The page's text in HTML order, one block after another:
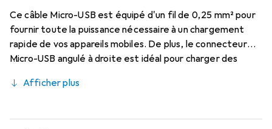
Ce câble Micro-USB est équipé d'un fil de 0,25 mm² pour
fournir toute la puissance nécessaire à un chargement
rapide de vos appareils mobiles. De plus, le connecteur
Micro-USB angulé à droite est idéal pour charger des
appareil pendant qu'il est connecté à un chargeur secteur
Afficher plus